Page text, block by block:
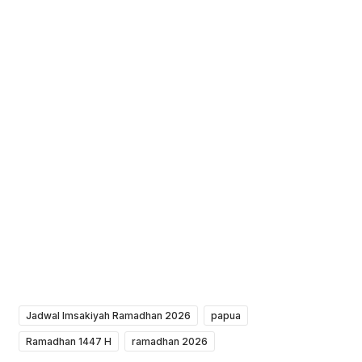
Jadwal Imsakiyah Ramadhan 2026 papua
Ramadhan 1447 H ramadhan 2026